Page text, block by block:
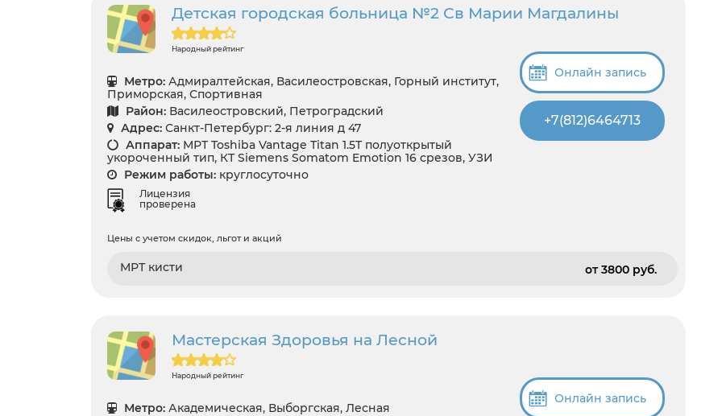
Детская городская больница №2 Св Марии Магдалины
Народный рейтинг
Метро: Адмиралтейская, Василеостровская, Горный институт,
Приморская, Спортивная
Район: Василеостровский, Петроградский
Адрес: Санкт-Петербург: 2-я линия д 47
Аппарат: МРТ Toshiba Vantage Titan 1.5T полуоткрытый
укороченный тип, КТ Siemens Somatom Emotion 16 срезов, УЗИ
Режим работы: круглосуточно
Лицензия
проверена
Онлайн запись
+7(812)6464713
Цены с учетом скидок, льгот и акций
МРТ кисти от 3800 pуб.
Мастерская Здоровья на Лесной
Народный рейтинг
Метро: Академическая, Выборгская, Лесная
Онлайн запись